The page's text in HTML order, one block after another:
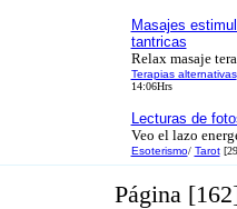
Masajes
tantricas
Relax masaje
Terapias alternativas
14:06Hrs
Lecturas de
Veo el lazo
Esoterismo/ Tarot
Página